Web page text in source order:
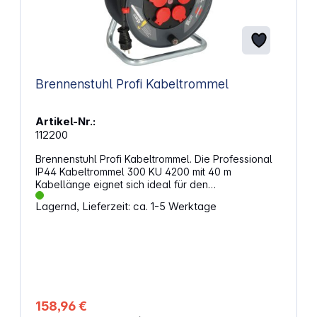
Brennenstuhl Profi Kabeltrommel
Artikel-Nr.:
112200
Brennenstuhl Profi Kabeltrommel. Die Professional
IP44 Kabeltrommel 300 KU 4200 mit 40 m
Kabellänge eignet sich ideal für den
Baustelleneinsatz und den Einsatz im Freien. Die
Kabeltrommel mit 5 spritzwassergeschützten
beim Transport, praktisches Aufhängen und
schnelles Ab- und Aufrollen ermöglicht.
Lagernd, Lieferzeit: ca. 1-5 Werktage
158,96 €